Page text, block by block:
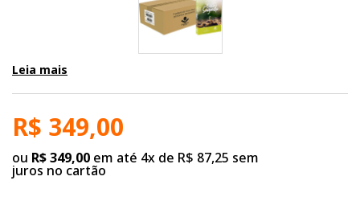
Leia mais
R$ 349,00
ou R$ 349,00 em até 4x de R$ 87,25 sem
juros no cartão